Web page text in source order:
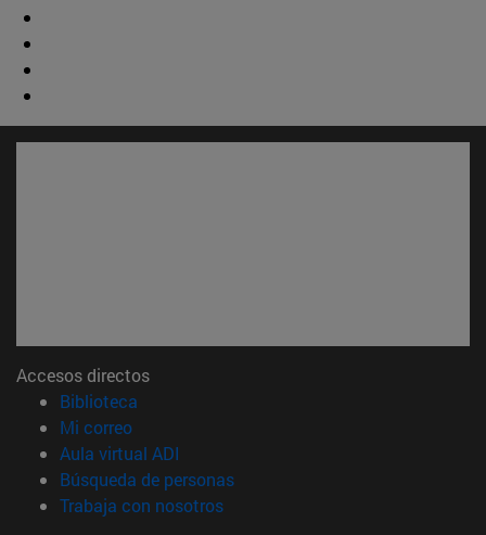
Accesos directos
Biblioteca
Mi correo(abre en nueva ventana)
Aula virtual ADI
Búsqueda de personas(abre en nueva ventana)
Trabaja con nosotros(abre en nueva ventana)